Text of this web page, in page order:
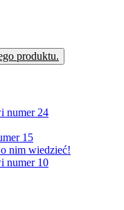
produktu.
numer 24
15
nim wiedzieć!
numer 10